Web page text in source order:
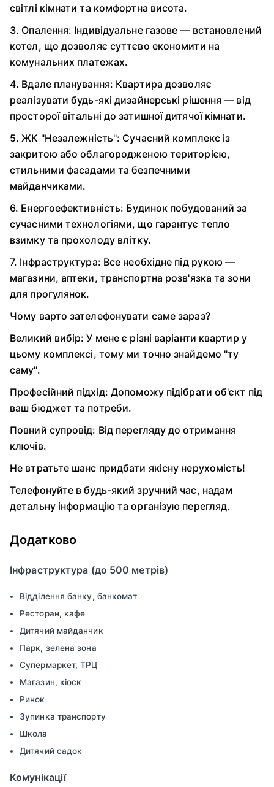
світлі кімнати та комфортна висота.
3. Опалення: Індивідуальне газове — встановлений
котел, що дозволяє суттєво економити на
комунальних платежах.
4. Вдале планування: Квартира дозволяє
реалізувати будь-які дизайнерські рішення — від
просторої вітальні до затишної дитячої кімнати.
5. ЖК "Незалежність": Сучасний комплекс із
закритою або облагородженою територією,
стильними фасадами та безпечними
майданчиками.
6. Енергоефективність: Будинок побудований за
сучасними технологіями, що гарантує тепло
взимку та прохолоду влітку.
7. Інфраструктура: Все необхідне під рукою —
магазини, аптеки, транспортна розв'язка та зони
для прогулянок.
Чому варто зателефонувати саме зараз?
Великий вибір: У мене є різні варіанти квартир у
цьому комплексі, тому ми точно знайдемо "ту
саму".
Професійний підхід: Допоможу підібрати об'єкт під
ваш бюджет та потреби.
Повний супровід: Від перегляду до отримання
ключів.
Не втратьте шанс придбати якісну нерухомість!
Телефонуйте в будь-який зручний час, надам
детальну інформацію та організую перегляд.
Додатково
Інфраструктура (до 500 метрів)
Відділення банку, банкомат
Ресторан, кафе
Дитячий майданчик
Парк, зелена зона
Супермаркет, ТРЦ
Магазин, кіоск
Ринок
Зупинка транспорту
Школа
Дитячий садок
Комунікації